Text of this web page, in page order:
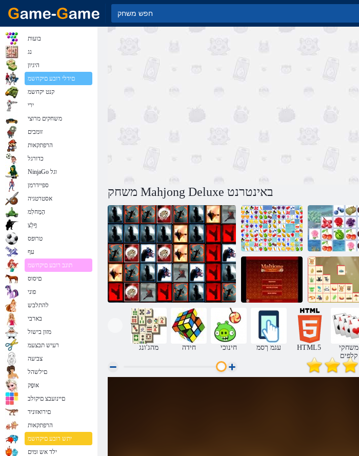
משחק Mahjong Deluxe באינטרנט
םירבחתמ תוריפ Connect Farm 2
Mahjong Mania
רבחתהל
Woodventure גנו
מהג'ונג חידה חינוכי עגמ ךסמ HTML5
משחקי
קלפים
בועות
נג
היגיון
םידלי רובע םיקחשמ
קנט יקחשמ
ירי
משחקים מרוצי
זומבים
הרפתקאות
כדורגל
NinjaGo וגל
ספיידרמן
אסטרטגיה
הָמָחלִמ
ףָלַצ
טרופס
עף
תונב רובע םיקחשמ
םיסוס
פוני
להתלבש
בארבי
מזון בישול
רעיש תבצעמ
צביעה
םילשהל
אּופָק
םיינועבצ םיקולב
םירואזוניד
הרפתקאות
יתש רובע םיקחשמ
ילד אש ומים